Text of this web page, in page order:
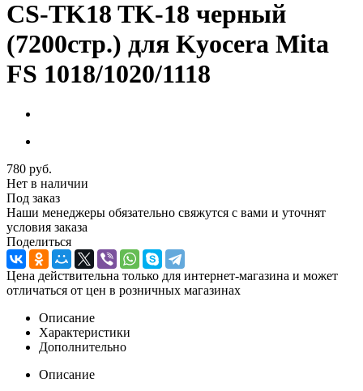
CS-TK18 TK-18 черный
(7200стр.) для Kyocera Mita
FS 1018/1020/1118
780 руб.
Нет в наличии
Под заказ
Наши менеджеры обязательно свяжутся с вами и уточнят
условия заказа
Поделиться
Цена действительна только для интернет-магазина и может
отличаться от цен в розничных магазинах
Описание
Характеристики
Дополнительно
Описание